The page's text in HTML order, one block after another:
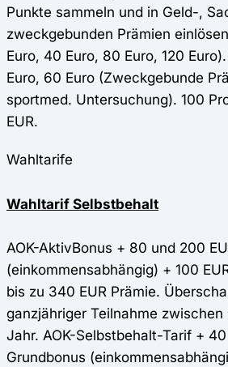
Punkte sammeln und in Geld-,
zweckgebunden Prämien
Euro, 40 Euro, 80 Euro, 120
Euro, 60 Euro (Zweckgebunde
sportmed. Untersuchung). 100
EUR.
Wahltarife
Wahltarif Selbstbehalt
AOK-AktivBonus + 80 und 200
(einkommensabhängig) + 100
bis zu 340 EUR Prämie.
ganzjähriger Teilnahme zwischen
Jahr. AOK-Selbstbehalt-Tarif +
Grundbonus